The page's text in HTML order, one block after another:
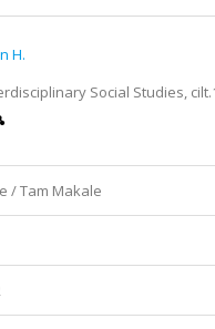
H.
Social Studies,
/ Tam Makale